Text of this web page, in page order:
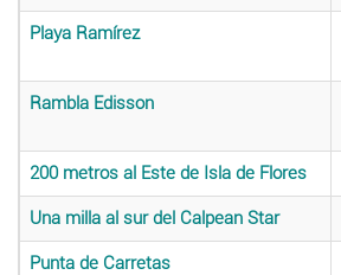
Playa Ramírez
Rambla Edisson
200 metros al Este de Isla de Flores
Una milla al sur del Calpean Star
Punta de Carretas